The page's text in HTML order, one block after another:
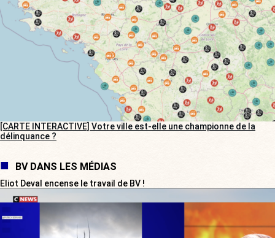
[CARTE INTERACTIVE] Votre ville est-elle une championne de la
délinquance ?
BV DANS LES MÉDIAS
Eliot Deval encense le travail de BV !